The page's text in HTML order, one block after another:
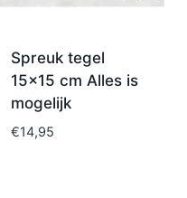
Spreuk tegel
15×15 cm Alles is
mogelijk
€14,95